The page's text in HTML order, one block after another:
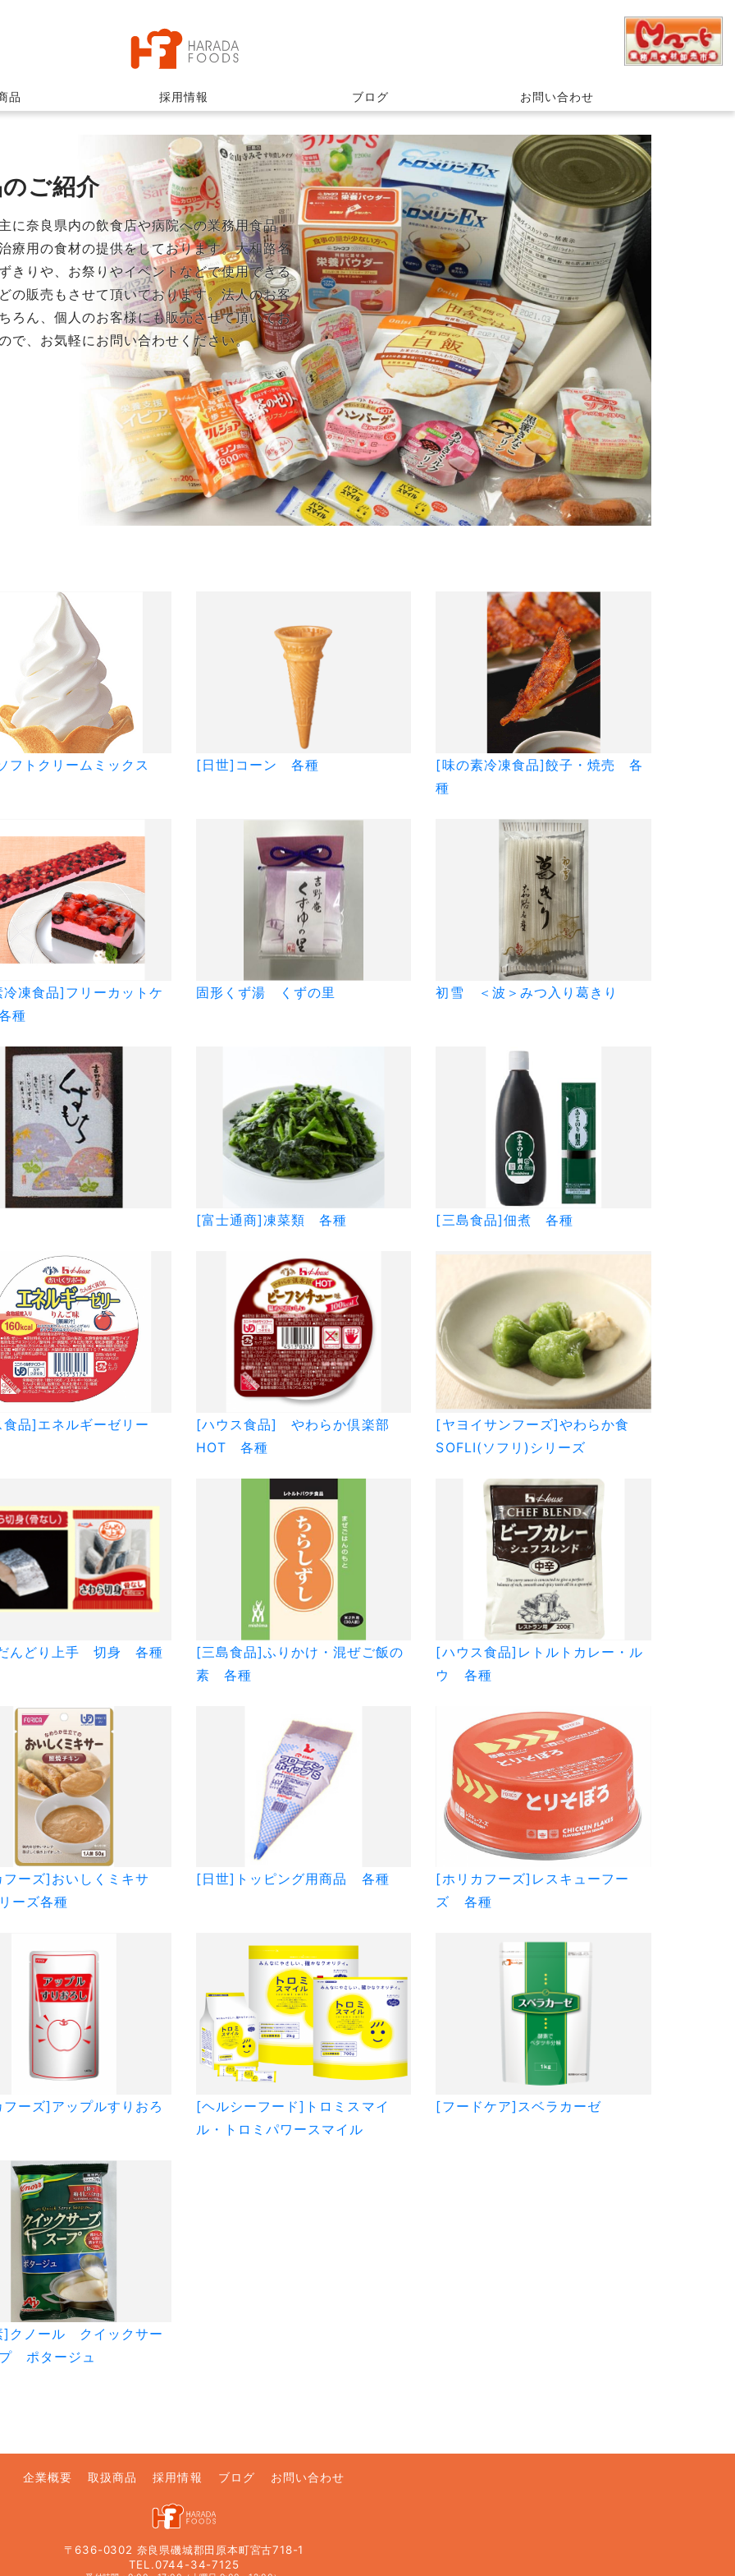
品 採用情報 ブログ お問い合わせ
ご紹介
に奈良県内の飲食店や病院への業務用食品・
療用の食材の提供をしております。大和路名
きりや、お祭りやイベントなどで使用できる
の販売もさせて頂いております。法人のお客
ろん、個人のお客様にも販売させて頂いてお
で、お気軽にお問い合わせください。
フトクリームミックス [日世]コーン 各種
[味の素冷凍食品]餃子・焼売 各
種
凍食品]フリーカットケ
種
固形くず湯 くずの里 初雪 ＜波＞みつ入り葛きり
[富士通商]凍菜類 各種 [三島食品]佃煮 各種
食品]エネルギーゼリー
[ハウス食品] やわらか倶楽部
HOT 各種
[ヤヨイサンフーズ]やわらか食
SOFLI(ソフリ)シリーズ
んどり上手 切身 各種
[三島食品]ふりかけ・混ぜご飯の
素 各種
[ハウス食品]レトルトカレー・ル
ウ 各種
ーズ]おいしくミキサ
ーズ各種
[日世]トッピング用商品 各種
[ホリカフーズ]レスキューフー
ズ 各種
ーズ]アップルすりおろ
[ヘルシーフード]トロミスマイ
ル・トロミパワースマイル
[フードケア]スベラカーゼ
]クノール クイックサー
ポタージュ
企業概要 取扱商品 採用情報 ブログ お問い合わせ
〒636-0302 奈良県磯城郡田原本町宮古718-1
TEL.0744-34-7125